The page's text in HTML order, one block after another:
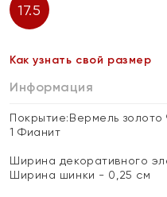
17.5
Как узнать свой размер
Информация
Покрытие:Вермель золото
1 Фианит
Ширина декоративного
Ширина шинки - 0,25 см